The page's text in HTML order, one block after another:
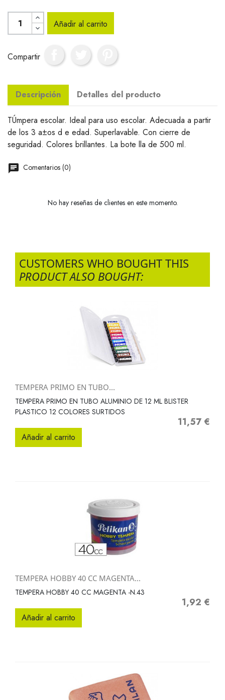
Añadir al carrito
Compartir
Descripción Detalles del producto
TÚmpera escolar. Ideal para uso escolar. Adecuada a partir
de los 3 a±os d e edad. Superlavable. Con cierre de
seguridad. Colores brillantes. La bote lla de 500 ml.
Comentarios (0)
No hay reseñas de clientes en este momento.
CUSTOMERS WHO BOUGHT THIS
PRODUCT ALSO BOUGHT:
TEMPERA PRIMO EN TUBO...
TEMPERA PRIMO EN TUBO ALUMINIO DE 12 ML BLISTER
PLASTICO 12 COLORES SURTIDOS
Precio
11,57 €
Añadir al carrito
TEMPERA HOBBY 40 CC MAGENTA...
TEMPERA HOBBY 40 CC MAGENTA -N.43
Precio
1,92 €
Añadir al carrito